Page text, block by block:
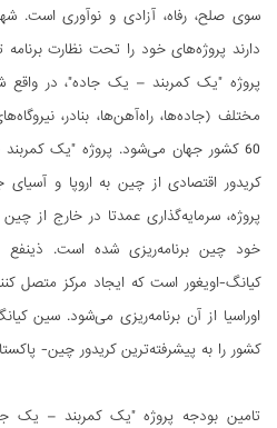
سوی صلح، رفاه، آزادی و نوآوری است.
دارند پروژه‌های خود را تحت نظارت
مختلف (جاده‌ها، راه‌آهن‌ها، بنادر،
60 کشور جهان می‌شود. پروژه "یک
کریدور اقتصادی از چین به اروپا و
پروژه، سرمایه‌گذاری عمدتا در خارج از
خود چین برنامه‌ریزی شده است.
کیانگ-اویغور است که ایجاد مرکز متصل
اوراسیا از آن برنامه‌ریزی می‌شود. سین
کشور را به پیشرفته‌ترین کریدور چین-
تامین بودجه پروژه "یک کمربند – یک